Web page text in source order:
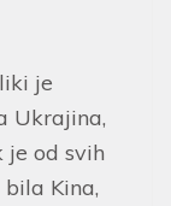
je
Ukrajina,
je od svih
Kina,